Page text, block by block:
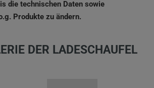
die technischen Daten sowie
Produkte zu ändern.
DER LADESCHAUFEL